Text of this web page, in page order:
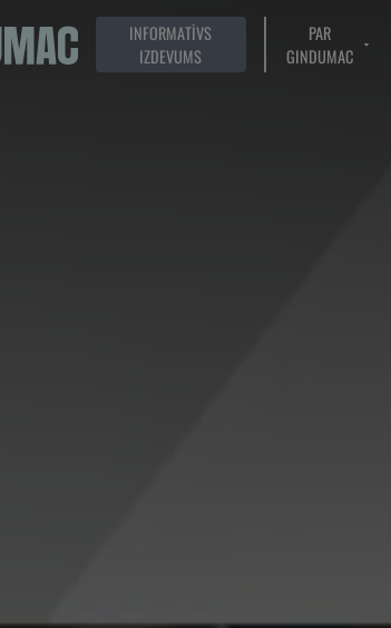
INFORMATĪVS
IZDEVUMS
PAR
GINDUMAC